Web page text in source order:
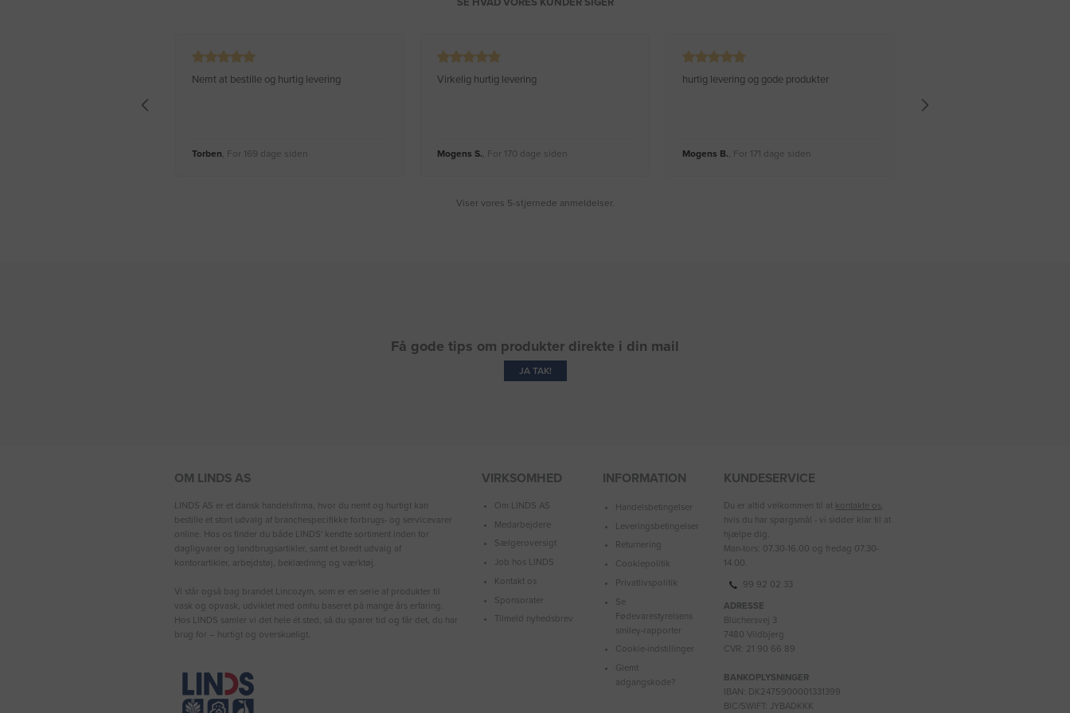
SE HVAD VORES KUNDER SIGER
Nemt at bestille og hurtig levering
Torben, For 169 dage siden
Virkelig hurtig levering
Mogens S., For 170 dage siden
hurtig levering og gode produkter
Mogens B., For 171 dage siden
Viser vores 5-stjernede anmeldelser.
Få gode tips om produkter direkte i din mail
JA TAK!
OM LINDS AS
LINDS AS er et dansk handelsfirma, hvor du nemt og hurtigt kan
bestille et stort udvalg af branchespecifikke forbrugs- og servicevarer
online. Hos os finder du både LINDS′ kendte sortiment inden for
dagligvarer og landbrugsartikler, samt et bredt udvalg af
kontorartikler, arbejdstøj, beklædning og værktøj.
Vi står også bag brandet Lincozym, som er en serie af produkter til
vask og opvask, udviklet med omhu baseret på mange års erfaring.
Hos LINDS samler vi det hele ét sted, så du sparer tid og får det, du har
brug for – hurtigt og overskueligt.
VIRKSOMHED
Om LINDS AS
Medarbejdere
Sælgeroversigt
Job hos LINDS
Kontakt os
Sponsorater
Tilmeld nyhedsbrev
INFORMATION
Handelsbetingelser
Leveringsbetingelser
Returnering
Cookiepolitik
Privatlivspolitik
Se
Fødevarestyrelsens
smiley-rapporter
Cookie-indstillinger
Glemt
adgangskode?
KUNDESERVICE
Du er altid velkommen til at kontakte os,
hvis du har spørgsmål - vi sidder klar til at
hjælpe dig.
Man-tors: 07.30-16.00 og fredag 07.30-
14.00.
99 92 02 33
ADRESSE
Blüchersvej 3
7480 Vildbjerg
CVR: 21 90 66 89
BANKOPLYSNINGER
IBAN: DK2475900001331399
BIC/SWIFT: JYBADKKK